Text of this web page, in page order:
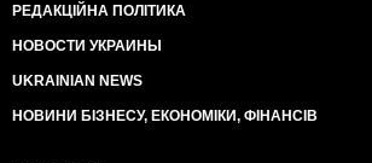
РЕДАКЦІЙНА ПОЛІТИКА
НОВОСТИ УКРАИНЫ
UKRAINIAN NEWS
НОВИНИ БІЗНЕСУ, ЕКОНОМІКИ, ФІНАНСІВ